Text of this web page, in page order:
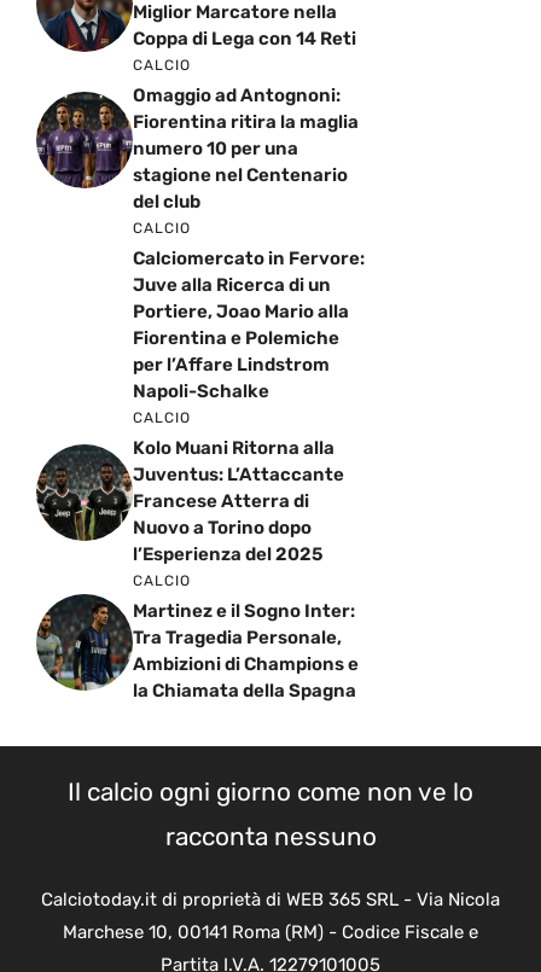
Miglior Marcatore nella
Coppa di Lega con 14 Reti
CALCIO
Omaggio ad Antognoni:
Fiorentina ritira la maglia
numero 10 per una
stagione nel Centenario
del club
CALCIO
Calciomercato in Fervore:
Juve alla Ricerca di un
Portiere, Joao Mario alla
Fiorentina e Polemiche
per l’Affare Lindstrom
Napoli-Schalke
CALCIO
Kolo Muani Ritorna alla
Juventus: L’Attaccante
Francese Atterra di
Nuovo a Torino dopo
l’Esperienza del 2025
CALCIO
Martinez e il Sogno Inter:
Tra Tragedia Personale,
Ambizioni di Champions e
la Chiamata della Spagna
Il calcio ogni giorno come non ve lo
racconta nessuno
Calciotoday.it di proprietà di WEB 365 SRL - Via Nicola
Marchese 10, 00141 Roma (RM) - Codice Fiscale e
Partita I.V.A. 12279101005